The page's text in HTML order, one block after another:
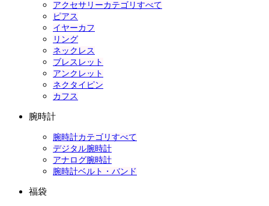
アクセサリーカテゴリすべて
ピアス
イヤーカフ
リング
ネックレス
ブレスレット
アンクレット
ネクタイピン
カフス
腕時計
腕時計カテゴリすべて
デジタル腕時計
アナログ腕時計
腕時計ベルト・バンド
福袋